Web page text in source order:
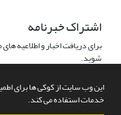
این وب سایت از کوکی ها برای
خدمات استفاده می کند.
اشتراک خبرنامه
برای دریافت اخبار و اطلاعیه
شوید.